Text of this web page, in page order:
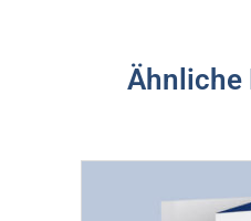
Ähnliche